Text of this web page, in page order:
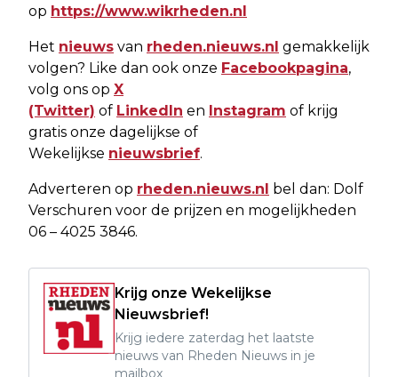
op https://www.wikrheden.nl
Het nieuws van rheden.nieuws.nl gemakkelijk
volgen? Like dan ook onze Facebookpagina,
volg ons op X
(Twitter) of LinkedIn en Instagram of krijg
gratis onze dagelijkse of
Wekelijkse nieuwsbrief.
Adverteren op rheden.nieuws.nl bel dan: Dolf
Verschuren voor de prijzen en mogelijkheden
06 – 4025 3846.
Krijg onze Wekelijkse
Nieuwsbrief!
Krijg iedere zaterdag het laatste
nieuws van Rheden Nieuws in je
mailbox